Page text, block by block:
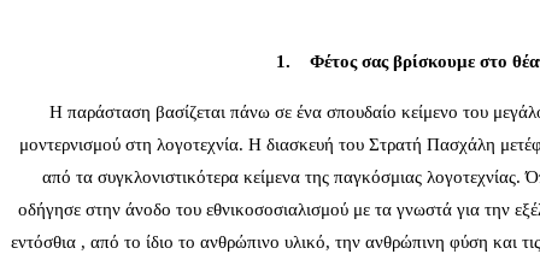
1. Φέτος σας βρίσκουμε στο
Η παράσταση βασίζεται πάνω σε ένα σπουδαίο κείμενο του
μοντερνισμού στη λογοτεχνία. Η διασκευή του Στρατή Πασχάλη
από τα συγκλονιστικότερα κείμενα της παγκόσμιας
οδήγησε στην άνοδο του εθνικοσοσιαλισμού με τα γνωστά για την
εντόσθια , από το ίδιο το ανθρώπινο υλικό, την ανθρώπινη φύση και